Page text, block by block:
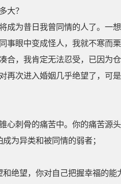
大？
成为昔日我曾同情的人了。一
事眼中变成怪人，我就不寒而
合，我肯定无法忍受，已因为
再次进入婚姻几乎绝望了，可
心刺骨的痛苦中。你的痛苦源
为异类和被同情的弱者；
绝望，你对自己把握幸福的能